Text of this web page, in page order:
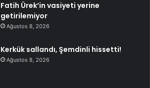
Fatih Ürek’in vasiyeti yerine
getirilemiyor
Ağustos 8, 2026
Kerkük sallandı, Şemdinli hissetti!
Ağustos 8, 2026